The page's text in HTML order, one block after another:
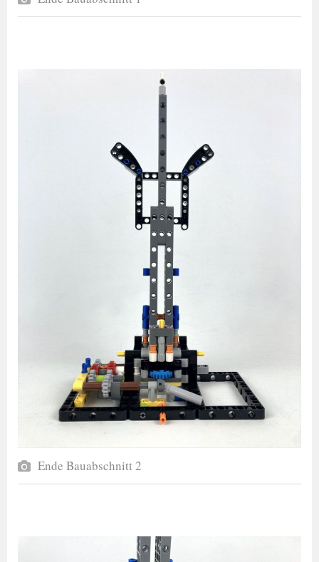
Ende Bauabschnitt 2